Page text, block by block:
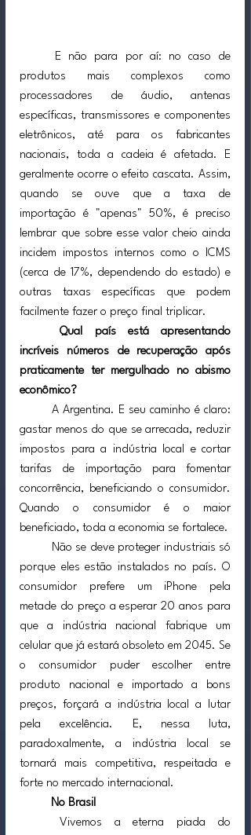
produtos mais complexos como
processadores de áudio, antenas
específicas, transmissores e componentes
eletrônicos, até para os fabricantes
nacionais, toda a cadeia é afetada. E
geralmente ocorre o efeito cascata. Assim,
quando se ouve que a taxa de
importação é "apenas" 50%, é preciso
lembrar que sobre esse valor cheio ainda
incidem impostos internos como o ICMS
(cerca de 17%, dependendo do estado) e
outras taxas específicas que podem
facilmente fazer o preço final triplicar.
Qual país está apresentando
incríveis números de recuperação após
praticamente ter mergulhado no abismo
econômico?
A Argentina. E seu caminho é claro:
gastar menos do que se arrecada, reduzir
impostos para a indústria local e cortar
tarifas de importação para fomentar
concorrência, beneficiando o consumidor.
Quando o consumidor é o maior
beneficiado, toda a economia se fortalece.
porque eles estão instalados no país. O
consumidor prefere um iPhone pela
metade do preço a esperar 20 anos para
que a indústria nacional fabrique um
celular que já estará obsoleto em 2045. Se
o consumidor puder escolher entre
produto nacional e importado a bons
preços, forçará a indústria local a lutar
pela excelência. E, nessa luta,
paradoxalmente, a indústria local se
tornará mais competitiva, respeitada e
forte no mercado internacional.
No Brasil
	Vivemos a eterna piada do